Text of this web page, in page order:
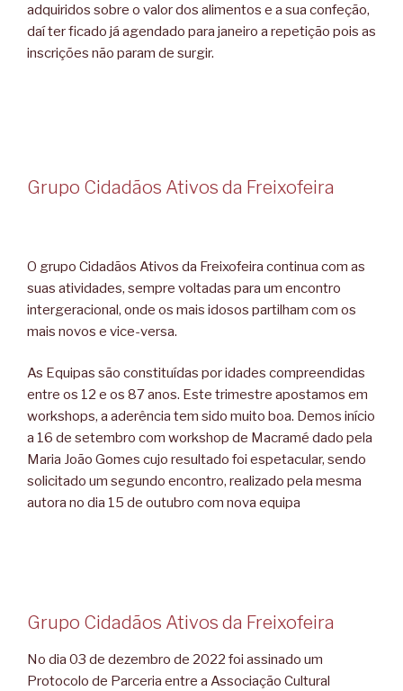
adquiridos sobre o valor dos alimentos e a sua confeção,
daí ter ficado já agendado para janeiro a repetição pois as
inscrições não param de surgir.
Grupo Cidadãos Ativos da Freixofeira
O grupo Cidadãos Ativos da Freixofeira continua com as
suas atividades, sempre voltadas para um encontro
intergeracional, onde os mais idosos partilham com os
mais novos e vice-versa.
As Equipas são constituídas por idades compreendidas
entre os 12 e os 87 anos. Este trimestre apostamos em
workshops, a aderência tem sido muito boa. Demos início
a 16 de setembro com workshop de Macramé dado pela
Maria João Gomes cujo resultado foi espetacular, sendo
solicitado um segundo encontro, realizado pela mesma
autora no dia 15 de outubro com nova equipa
Grupo Cidadãos Ativos da Freixofeira
No dia 03 de dezembro de 2022 foi assinado um
Protocolo de Parceria entre a Associação Cultural